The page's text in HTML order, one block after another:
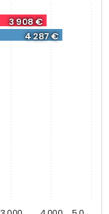
3 908 €
4 287 €